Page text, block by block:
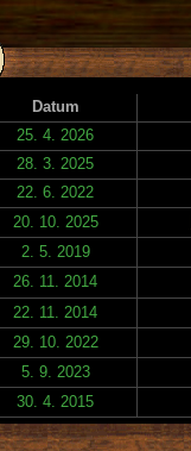
Datum
25. 4. 2026
28. 3. 2025
22. 6. 2022
20. 10. 2025
2. 5. 2019
26. 11. 2014
22. 11. 2014
29. 10. 2022
5. 9. 2023
30. 4. 2015